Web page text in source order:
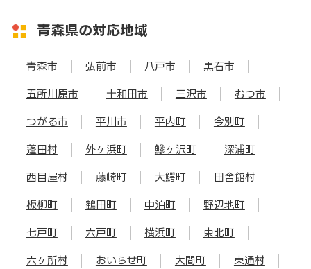
青森県の対応地域
青森市 弘前市 八戸市 黒石市
五所川原市 十和田市 三沢市 むつ市
つがる市 平川市 平内町 今別町
蓬田村 外ヶ浜町 鰺ヶ沢町 深浦町
西目屋村 藤崎町 大鰐町 田舎館村
板柳町 鶴田町 中泊町 野辺地町
七戸町 六戸町 横浜町 東北町
六ヶ所村 おいらせ町 大間町 東通村